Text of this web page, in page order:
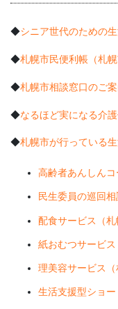
◆シニア世代のための
◆札幌市民便利帳（札幌
◆札幌市相談窓口のご
◆なるほど実になる介
◆札幌市が行っている
高齢者あんしんコ
民生委員の巡回相
配食サービス（札
紙おむつサービス
理美容サービス（
生活支援型ショー